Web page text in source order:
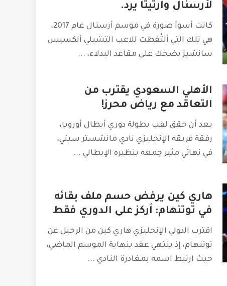
لأرسنال وأرتيتا يرد.
كانت أسوأ صورة في موسم أرسنال عام 2017،
هي تلك التي ألتُقطت للاعب التشيلي ألكسيس
سانشيز يضحك على مقاعد البدلاء، ...
الأهلي السعودي يقترب من
التعاقد مع رياض محرز!
بعد أن حقق لقب بطولة دوري أبطال أوروبا،
رفقة فريقه الإنجليزي نادي مانشستر سيتي،
في نهائي مثير جمعه بنظيره الإيطالي ...
هاري كين يرفض حسم ملف بقائه
في توتنهام: أركز على الدوري فقط
اقترب الدولي الإنجليزي هاري كين من الرحيل عن
توتنهام، إذ ينتهي عقد بنهاية الموسم الماضي،
حيث ارتبط اسمه بمغادرة النادي ...